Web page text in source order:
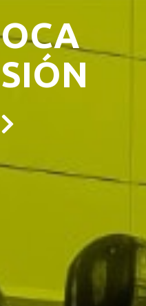
OCA
SIÓN